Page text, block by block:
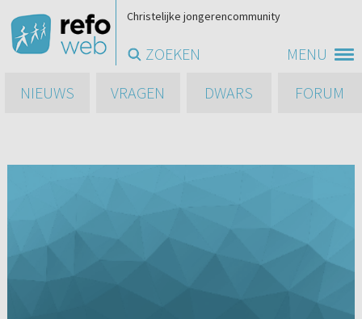
MENU
Christelijke jongerencommunity
ZOEKEN
NIEUWS
VRAGEN DWARS FORUM